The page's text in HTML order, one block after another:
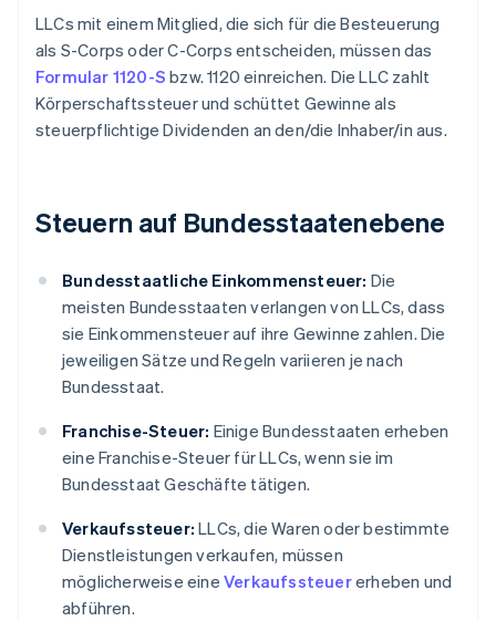
LLCs mit einem Mitglied, die sich für die Besteuerung
als S-Corps oder C-Corps entscheiden, müssen das
Formular 1120-S bzw. 1120 einreichen. Die LLC zahlt
Körperschaftssteuer und schüttet Gewinne als
steuerpflichtige Dividenden an den/die Inhaber/in aus.
Steuern auf Bundesstaatenebene
Bundesstaatliche Einkommensteuer: Die
meisten Bundesstaaten verlangen von LLCs, dass
sie Einkommensteuer auf ihre Gewinne zahlen. Die
jeweiligen Sätze und Regeln variieren je nach
Bundesstaat.
Franchise-Steuer: Einige Bundesstaaten erheben
eine Franchise-Steuer für LLCs, wenn sie im
Bundesstaat Geschäfte tätigen.
Verkaufssteuer: LLCs, die Waren oder bestimmte
Dienstleistungen verkaufen, müssen
möglicherweise eine Verkaufssteuererheben und
abführen.